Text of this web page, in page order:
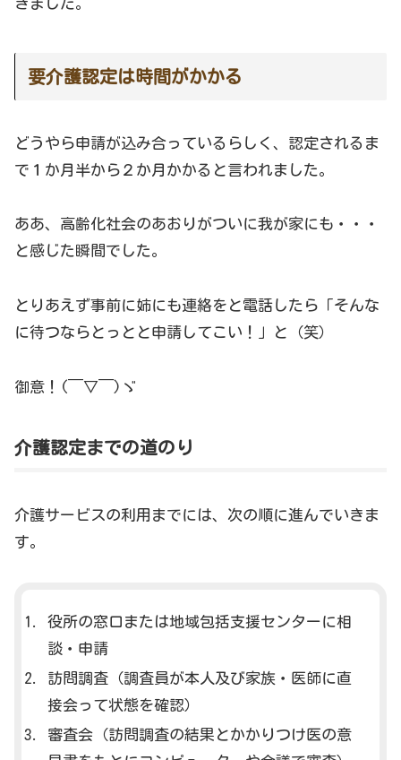
きました。
要介護認定は時間がかかる
どうやら申請が込み合っているらしく、認定されるま
で１か月半から２か月かかると言われました。
ああ、高齢化社会のあおりがついに我が家にも・・・
と感じた瞬間でした。
とりあえず事前に姉にも連絡をと電話したら「そんな
に待つならとっとと申請してこい！」と（笑）
御意！(￣▽￣)ゞ
介護認定までの道のり
介護サービスの利用までには、次の順に進んでいきま
す。
役所の窓口または地域包括支援センターに相
談・申請
訪問調査（調査員が本人及び家族・医師に直
接会って状態を確認）
審査会（訪問調査の結果とかかりつけ医の意